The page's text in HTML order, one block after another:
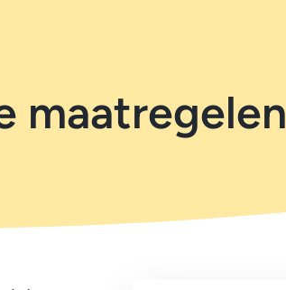
maatregelen